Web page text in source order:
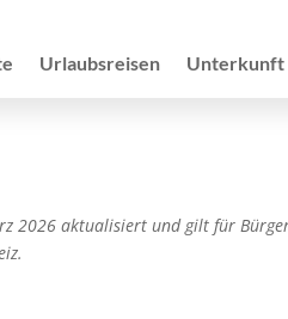
Urlaubsreisen Unterkunft
2026 aktualisiert und gilt für